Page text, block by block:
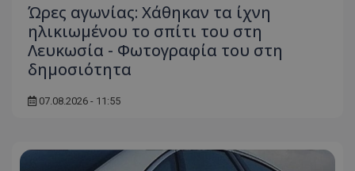
Ώρες αγωνίας: Χάθηκαν τα ίχνη
ηλικιωμένου το σπίτι του στη
Λευκωσία - Φωτογραφία του στη
δημοσιότητα
07.08.2026 - 11:55